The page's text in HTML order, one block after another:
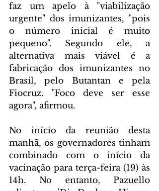
faz um apelo à "viabilização
urgente" dos imunizantes, "pois
o número inicial é muito
pequeno". Segundo ele, a
alternativa mais viável é a
fabricação dos imunizantes no
Brasil, pelo Butantan e pela
Fiocruz. "Foco deve ser esse
agora", afirmou.
No início da reunião desta
manhã, os governadores tinham
combinado com o início da
vacinação para terça-feira (19) às
14h. No entanto, Pazuello